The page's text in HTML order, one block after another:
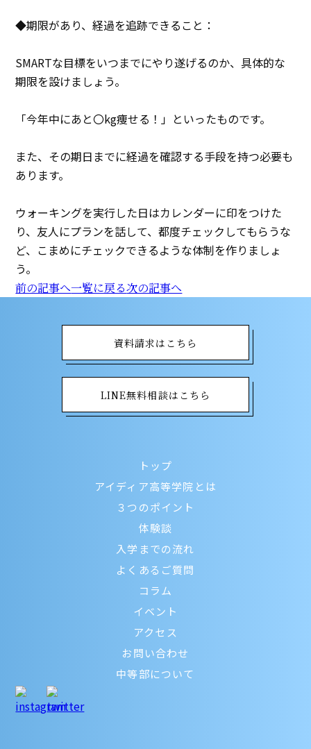
◆期限があり、経過を追跡できること：
SMARTな目標をいつまでにやり遂げるのか、具体的な
期限を設けましょう。
「今年中にあと〇kg痩せる！」といったものです。
また、その期日までに経過を確認する手段を持つ必要も
あります。
ウォーキングを実行した日はカレンダーに印をつけた
り、友人にプランを話して、都度チェックしてもらうな
ど、こまめにチェックできるような体制を作りましょ
う。
前の記事へ一覧に戻る次の記事へ
資料請求はこちら
LINE無料相談はこちら
トップ
アイディア高等学院とは
３つのポイント
体験談
入学までの流れ
よくあるご質問
コラム
イベント
アクセス
お問い合わせ
中等部について